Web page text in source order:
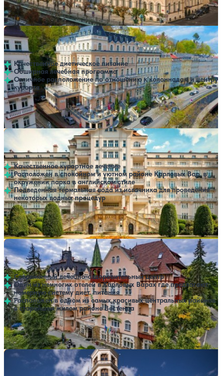
Профилей лечения:3 Крытый бассейн SPA
Санаторий Humboldt Park Hotel & Spa
Карловы Вары
Качественное диетическое питание
Обширная лечебная программа
Отличное расположение по отношению к колоннадам и центру
курорта
Профилей лечения:3 Крытый бассейн SPA
Нет цен или свободных мест на выбранные даты
Выбрать другой вариант
Санаторий Imperial
51 отзыв
Карловы Вары
Качественное курортное лечение
Расположен в спокойном и уютном районе Карловых Вар, в
окружении парка в английском стиле
Подведенная термальная вода из источника для проведения
некоторых водных процедур
Профилей лечения:3 Крытый бассейн SPA
Нет цен или свободных мест на выбранные даты
Выбрать другой вариант
Санаторий Villa Smetana
Карловы Вары
Современный лечебно-оздоровительный центр
Один из немногих отелей в Карловых Варах где предлагают
номерную систему диет. питания
Расположен в одном из самых красивых центральных районов
в старейшем жилом районе Вестенда
Профилей лечения:3 Крытый бассейн SPA
Нет цен или свободных мест на выбранные даты
Выбрать другой вариант
Санаторий Ambassador (Grandhotel Ambassador
Narodni Dum)
Нет цен или свободных мест на выбранные даты
Выбрать другой вариант